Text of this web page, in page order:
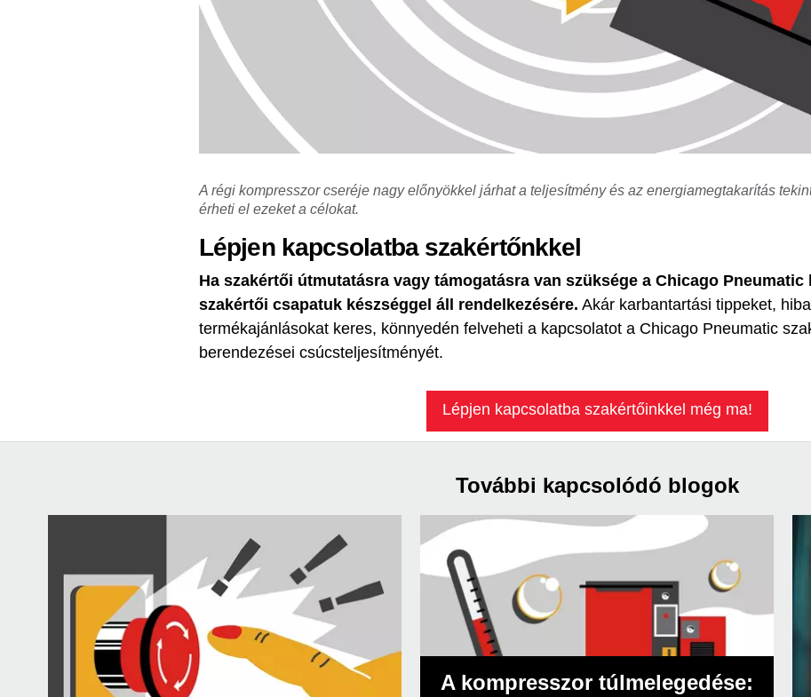
A régi kompresszor cseréje nagy előnyökkel járhat a teljesítmény és az energiamegtakarítás
érheti el ezeket a célokat.
Lépjen kapcsolatba szakértőnkkel
Ha szakértői útmutatásra vagy támogatásra van szüksége a Chicago Pneumatic
szakértői csapatuk készséggel áll rendelkezésére. Akár karbantartási tippeket,
termékajánlásokat keres, könnyedén felveheti a kapcsolatot a Chicago Pneumatic
berendezései csúcsteljesítményét.
Lépjen kapcsolatba szakértőinkkel még ma!
További kapcsolódó blogok
A kompresszor túlmelegedése: